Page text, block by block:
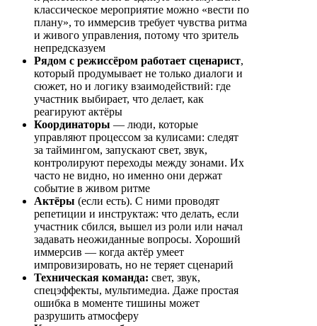
классическое мероприятие можно «вести по
плану», то иммерсив требует чувства ритма
и живого управления, потому что зритель
непредсказуем
Рядом с режиссёром работает сценарист,
который продумывает не только диалоги и
сюжет, но и логику взаимодействий: где
участник выбирает, что делает, как
реагируют актёры
Координаторы — люди, которые
управляют процессом за кулисами: следят
за таймингом, запускают свет, звук,
контролируют переходы между зонами. Их
часто не видно, но именно они держат
событие в живом ритме
Актёры (если есть). С ними проводят
репетиции и инструктаж: что делать, если
участник сбился, вышел из роли или начал
задавать неожиданные вопросы. Хороший
иммерсив — когда актёр умеет
импровизировать, но не теряет сценарий
Техническая команда: свет, звук,
спецэффекты, мультимедиа. Даже простая
ошибка в моменте тишины может
разрушить атмосферу